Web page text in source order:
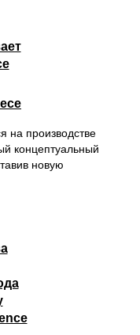
на производстве
концептуальный
новую